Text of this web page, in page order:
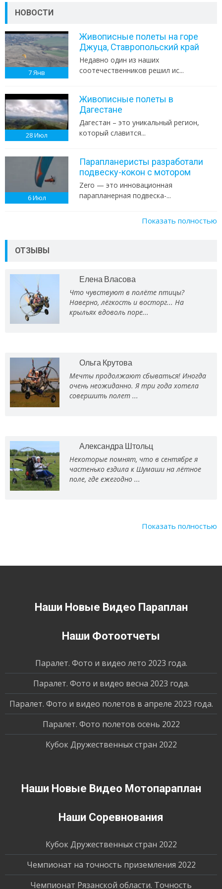
НОВОСТИ
7Янв
Живописные полеты на горе
Джуца, Ставропольский край
Недавно один из наших
соотечественников решил ис...
28Июл
Живописные полеты в
Дагестане
Дагестан – это уникальный регион,
который славится...
6Июл
Парапланеристы разработали
подвеску-кокон с мотором
Zero — это инновационная
парапланерная подвеска-...
Показать полностью
ОТЗЫВЫ
Елена Власова
Что чувствуют в полёте птицы?
Наверно, лёгкость и восторг... На
крыльях вдоволь поре...
Ольга Крутова
Мечты продолжают сбываться! Иногда
очень неожиданно. Я три года хотела
совершить полет ...
Александра Штольц
Некоторые помнят, что в сентябре я
частенько ездила к Шумаши на лётное
поле, где ежегодно ...
Показать полностью
Наши Новые Видео Параплан
Наши Фотоотчеты
Паралет. Фото и видео лето 2023 года.
Паралет. Фото и видео весна 2023 года.
Паралет. Фото и видео полетов в апреле 2023 года.
Паралет. Фото полетов осень 2022
Кубок Дружественных стран 2022
Наши Новые Видео Мотопараплан
Наши Соревнования
Кубок Дружественных стран 2022
Чемпионат на точность приземления 2022
Чемпионат Рязанской области. Точность